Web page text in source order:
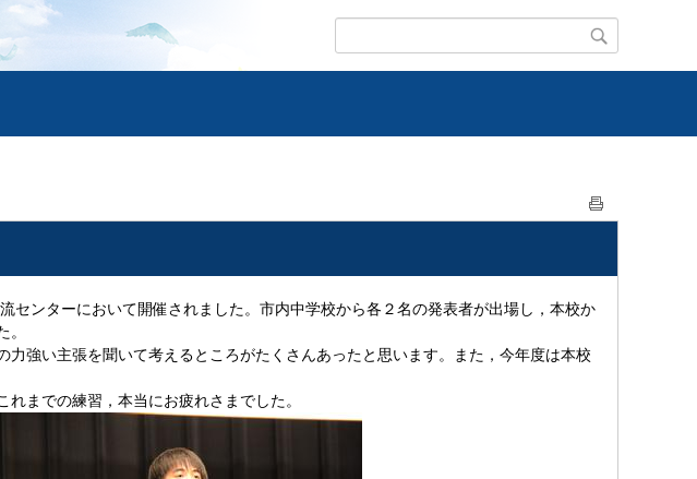
ンターにおいて開催されました。市内中学校から各２名の発表者が出場し，本校か
強い主張を聞いて考えるところがたくさんあったと思います。また，今年度は本校
までの練習，本当にお疲れさまでした。